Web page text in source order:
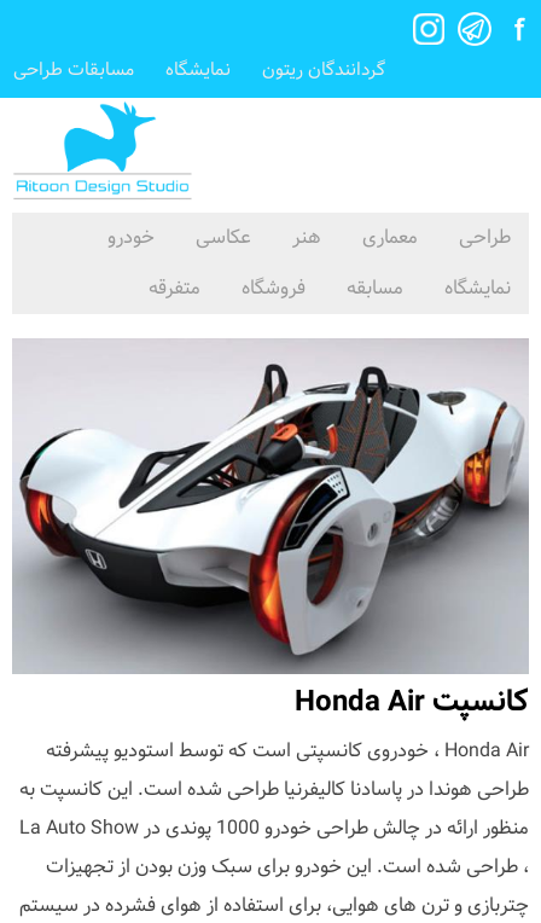
گردانندگان ریتون نمایشگاه مسابقات طراحی
طراحی معماری هنر عکاسی
خودرو
نمایشگاه
مسابقه فروشگاه متفرقه
کانسپت Honda Air
Honda Air ، خودروی کانسپتی است که توسط استودیو پیشرفته
طراحی هوندا در پاسادنا کالیفرنیا طراحی شده است. این کانسپت به
منظور ارائه در چالش طراحی خودرو 1000 پوندی در La Auto Show
، طراحی شده است. این خودرو برای سبک وزن بودن از تجهیزات
چتربازی و ترن های هوایی، برای استفاده از هوای فشرده در سیستم